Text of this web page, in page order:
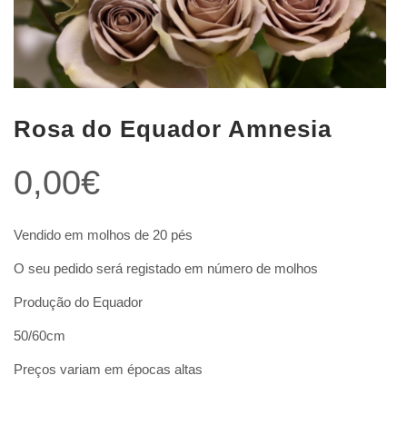
Rosa do Equador Amnesia
0,00€
Vendido em molhos de 20 pés
O seu pedido será registado em número de molhos
Produção do Equador
50/60cm
Preços variam em épocas altas